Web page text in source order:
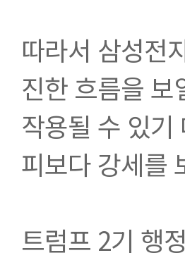
따라서 삼성전
진한 흐름을
작용될 수 있
피보다 강세를
트럼프 2기 행